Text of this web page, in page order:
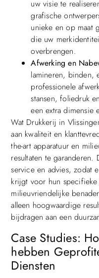
uw visie te
grafische
unieke en op maat
die uw
overbrengen.
Afwerking en
lamineren, binden,
professionele
stansen, foliedruk
een extra dimensie
Wat Drukkerij in
aan kwaliteit en
the-art apparatuur en
resultaten te garanderen.
service en advies, zodat
krijgt voor hun
milieuvriendelijke
alleen hoogwaardige
bijdragen aan een
Case Studies:
hebben
Diensten